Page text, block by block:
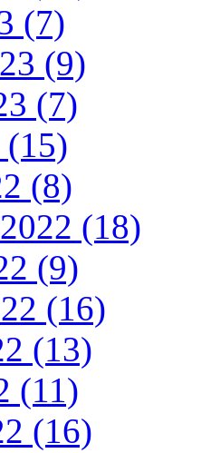
(7)
(9)
(7)
(15)
(8)
(18)
(9)
(16)
(13)
(11)
(16)